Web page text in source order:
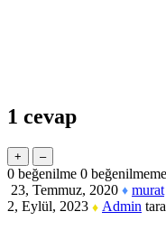
1 cevap
0 beğenilme 0 beğenilmeme
23, Temmuz, 2020 ♦ murat
2, Eylül, 2023 ♦ Admin